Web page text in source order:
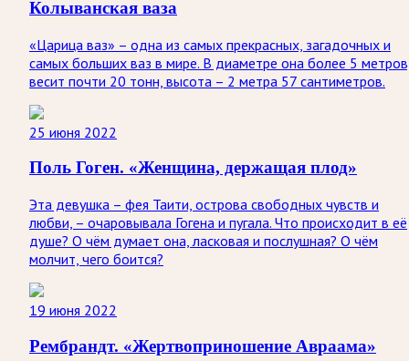
Колыванская ваза
«Царица ваз» – одна из самых прекрасных, загадочных и
самых больших ваз в мире. В диаметре она более 5
весит почти 20 тонн, высота – 2 метра 57 сантиметров.
25 июня 2022
Поль Гоген. «Женщина, держащая плод»
Эта девушка – фея Таити, острова свободных чувств и
любви, – очаровывала Гогена и пугала. Что происходит в её
душе? О чём думает она, ласковая и послушная? О чём
молчит, чего боится?
19 июня 2022
Рембрандт. «Жертвоприношение Авраама»